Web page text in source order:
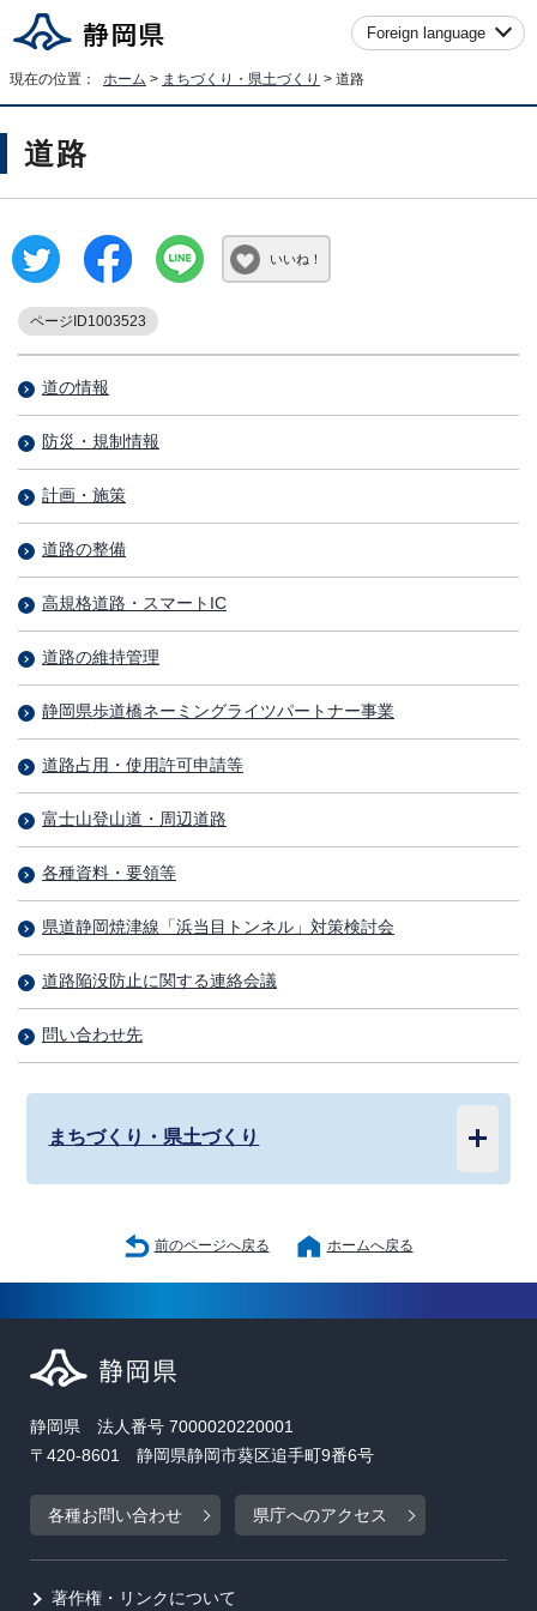
Foreign language
現在の位置： ホーム > まちづくり・県土づくり > 道路
道路
いいね！
ページID1003523
道の情報
防災・規制情報
計画・施策
道路の整備
高規格道路・スマートIC
道路の維持管理
静岡県歩道橋ネーミングライツパートナー事業
道路占用・使用許可申請等
富士山登山道・周辺道路
各種資料・要領等
県道静岡焼津線「浜当目トンネル」対策検討会
道路陥没防止に関する連絡会議
問い合わせ先
まちづくり・県土づくり
前のページへ戻る ホームへ戻る
静岡県 法人番号 7000020220001
〒420-8601 静岡県静岡市葵区追手町9番6号
各種お問い合わせ 県庁へのアクセス
著作権・リンクについて